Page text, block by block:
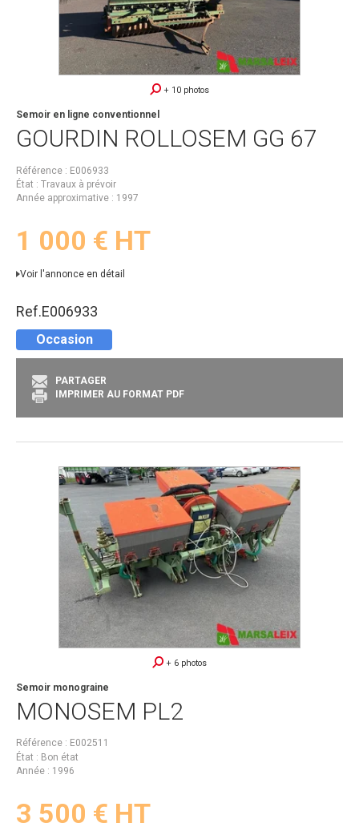
+ 10 photos
GOURDIN ROLLOSEM GG 67
Semoir en ligne conventionnel
Référence
E006933
État
Travaux à prévoir
Année approximative
1997
1 000 € HT
Voir l'annonce en détail
Ref.E006933
Occasion
PARTAGER
IMPRIMER AU FORMAT PDF
+ 6 photos
MONOSEM PL2
Semoir monograine
Référence
E002511
État
Bon état
Année
1996
3 500 € HT